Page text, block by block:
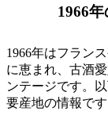
1966
1966年はフラン
に恵まれ、古酒
ンテージです。
要産地の情報です